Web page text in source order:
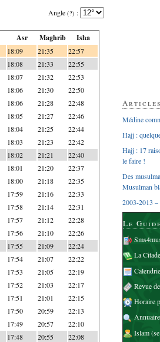
Angle (?) :
Asr Maghrib Isha
18:09 21:35 22:57
18:08 21:33 22:55
18:07 21:32 22:53
18:06 21:30 22:50
18:06 21:28 22:48
18:05 21:27 22:46
18:04 21:25 22:44
18:03 21:23 22:42
18:02 21:21 22:40
18:01 21:20 22:37
18:00 21:18 22:35
17:59 21:16 22:33
17:58 21:14 22:31
17:57 21:12 22:28
17:56 21:10 22:26
17:55 21:09 22:24
17:54 21:07 22:22
17:53 21:05 22:19
17:52 21:03 22:17
17:51 21:01 22:15
17:50 20:59 22:13
17:49 20:57 22:10
17:48 20:55 22:08
Médine
Hajj :
Hajj : 17
le faire !
Des
Musulman
2003-2013 –
Le
La
Revue
Horaire
Islam